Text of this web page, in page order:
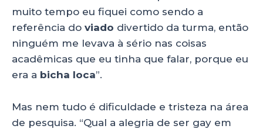
muito tempo eu fiquei como sendo a
referência do viado divertido da turma, então
ninguém me levava à sério nas coisas
acadêmicas que eu tinha que falar, porque eu
era a bicha loca”.
Mas nem tudo é dificuldade e tristeza na área
de pesquisa. “Qual a alegria de ser gay em